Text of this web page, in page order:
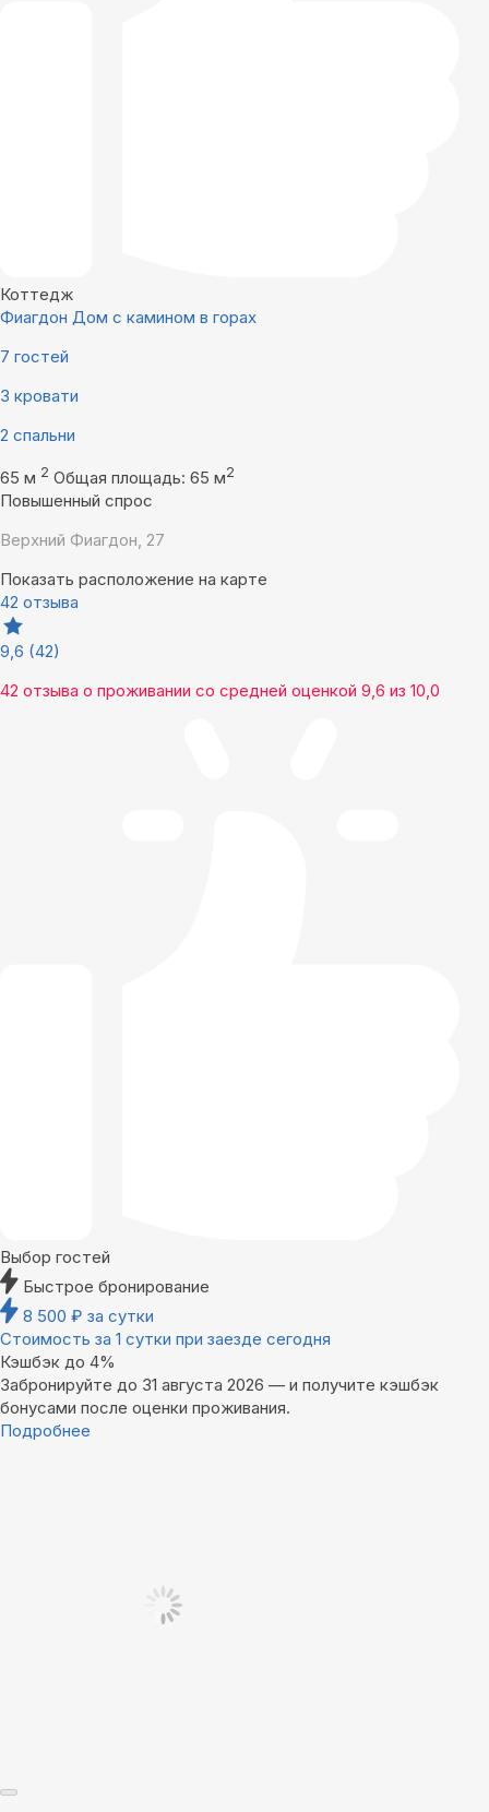
Коттедж
Фиагдон Дом с камином в горах
7 гостей
3 кровати
2 спальни
65 м 2 Общая площадь: 65 м2
Повышенный спрос
Верхний Фиагдон, 27
Показать расположение на карте
42 отзыва
9,6 (42)
42 отзыва о проживании со средней оценкой 9,6 из 10,0
Выбор гостей
Быстрое бронирование
8 500 ₽ за сутки
Стоимость за 1 сутки при заезде сегодня
Кэшбэк до 4%
Забронируйте до 31 августа 2026 — и получите кэшбэк
бонусами после оценки проживания.
Подробнее